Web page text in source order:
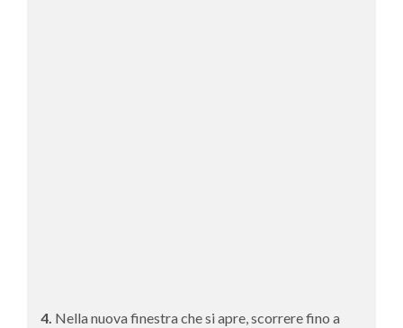
4. Nella nuova finestra che si apre, scorrere fino a